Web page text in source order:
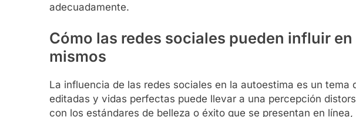
adecuadamente.
Cómo las redes sociales pueden influir
mismos
La influencia de las redes sociales en la autoestima es un
editadas y vidas perfectas puede llevar a una percepción
con los estándares de belleza o éxito que se presentan en